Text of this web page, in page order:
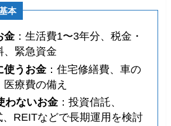
本
金：生活費1〜3年分、税金・
、緊急資金
使うお金：住宅修繕費、車の
療費の備え
わないお金：投資信託、
、REITなどで長期運用を検討